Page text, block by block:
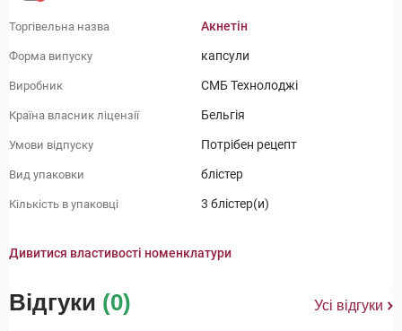
Торгівельна назва Акнетін
Форма випуску капсули
Виробник СМБ Технолоджі
Країна власник ліцензії Бельгія
Умови відпуску Потрібен рецепт
Вид упаковки блістер
Кількість в упаковці 3 блістер(и)
Дивитися властивості номенклатури
Відгуки (0) Усі відгуки